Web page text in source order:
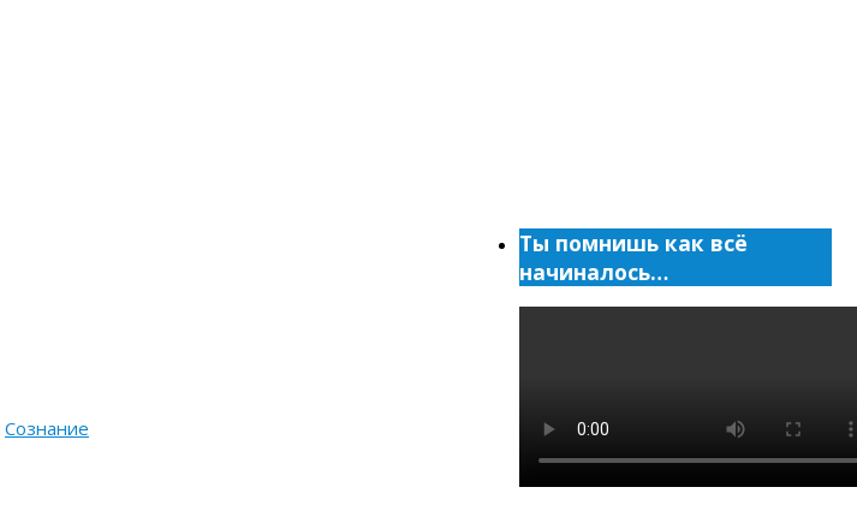
Сознание
Ты помнишь как всё
начиналось…